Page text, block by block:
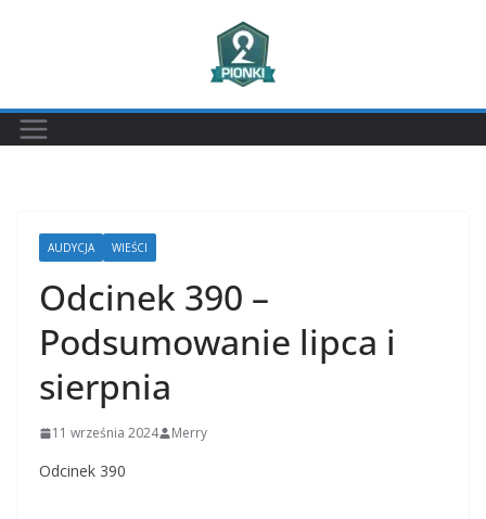
AUDYCJA WIEŚCI
Odcinek 390 –
Podsumowanie lipca i
sierpnia
11 września 2024 Merry
Odcinek 390